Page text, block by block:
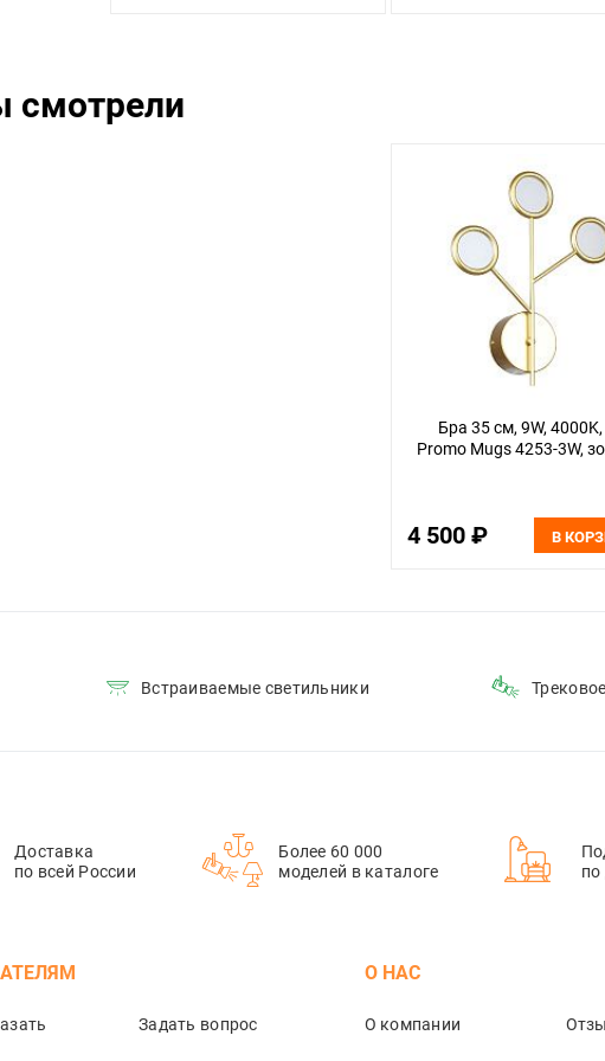
смотрели
Бра 35 см, 9W, 4000K,
Promo Mugs 4253-3W,
4 500 ₽ В
Встраиваемые светильники
Доставка
по всей России
Более 60 000
моделей в каталоге
по
Задать вопрос
О НАС
О компании